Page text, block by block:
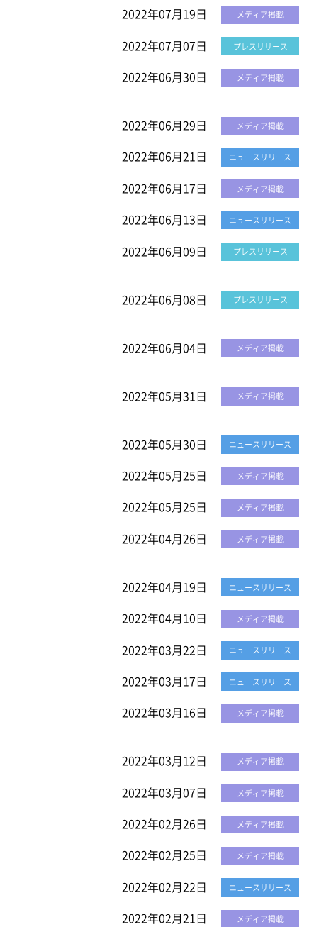
2022年07月19日
メディア掲載
2022年07月07日
プレスリリース
2022年06月30日
メディア掲載
2022年06月29日
メディア掲載
2022年06月21日
ニュースリリース
2022年06月17日
メディア掲載
2022年06月13日
ニュースリリース
2022年06月09日
プレスリリース
2022年06月08日
プレスリリース
2022年06月04日
メディア掲載
2022年05月31日
メディア掲載
2022年05月30日
ニュースリリース
2022年05月25日
メディア掲載
2022年05月25日
メディア掲載
2022年04月26日
メディア掲載
2022年04月19日
ニュースリリース
2022年04月10日
メディア掲載
2022年03月22日
ニュースリリース
2022年03月17日
ニュースリリース
2022年03月16日
メディア掲載
2022年03月12日
メディア掲載
2022年03月07日
メディア掲載
2022年02月26日
メディア掲載
2022年02月25日
メディア掲載
2022年02月22日
ニュースリリース
2022年02月21日
メディア掲載